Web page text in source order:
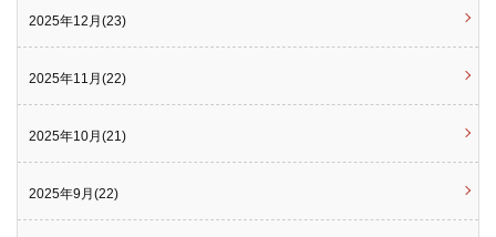
2025年12月(23)
2025年11月(22)
2025年10月(21)
2025年9月(22)